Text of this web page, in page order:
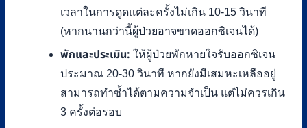
เวลาในการดูดแต่ละครั้งไม่เกิน 10-15 วินาที
(หากนานกว่านี้ผู้ป่วยอาจขาดออกซิเจนได้)
พักและประเมิน: ให้ผู้ป่วยพักหายใจรับออกซิเจน
ประมาณ 20-30 วินาที หากยังมีเสมหะเหลืออยู่
สามารถทำซ้ำได้ตามความจำเป็น แต่ไม่ควรเกิน
3 ครั้งต่อรอบ